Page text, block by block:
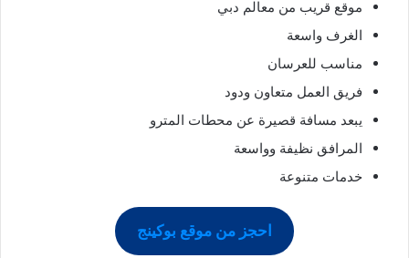
موقع قريب من معالم دبي
الغرف واسعة
مناسب للعرسان
فريق العمل متعاون ودود
يبعد مسافة قصيرة عن محطات المترو
المرافق نظيفة وواسعة
خدمات متنوعة
احجز من موقع بوكينج